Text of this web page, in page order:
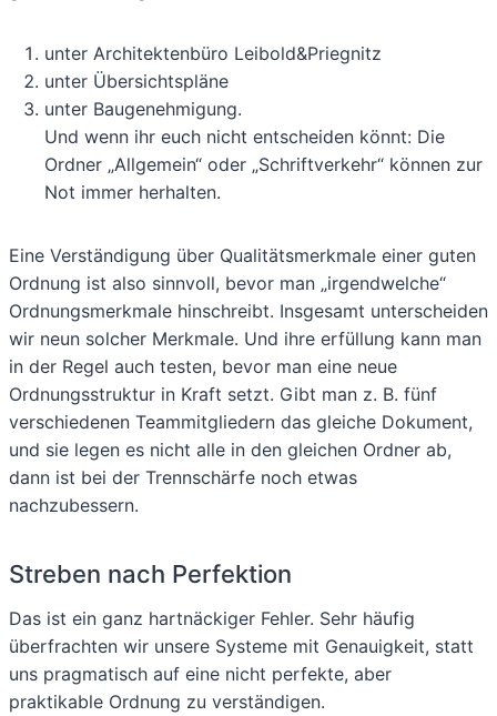
unter Architektenbüro Leibold&Priegnitz
unter Übersichtspläne
unter Baugenehmigung.
Und wenn ihr euch nicht entscheiden könnt: Die
Ordner „Allgemein“ oder „Schriftverkehr“ können zur
Not immer herhalten.
Eine Verständigung über Qualitätsmerkmale einer guten
Ordnung ist also sinnvoll, bevor man „irgendwelche“
Ordnungsmerkmale hinschreibt. Insgesamt unterscheiden
wir neun solcher Merkmale. Und ihre erfüllung kann man
in der Regel auch testen, bevor man eine neue
Ordnungsstruktur in Kraft setzt. Gibt man z. B. fünf
verschiedenen Teammitgliedern das gleiche Dokument,
und sie legen es nicht alle in den gleichen Ordner ab,
dann ist bei der Trennschärfe noch etwas
nachzubessern.
Streben nach Perfektion
Das ist ein ganz hartnäckiger Fehler. Sehr häufig
überfrachten wir unsere Systeme mit Genauigkeit, statt
uns pragmatisch auf eine nicht perfekte, aber
praktikable Ordnung zu verständigen.